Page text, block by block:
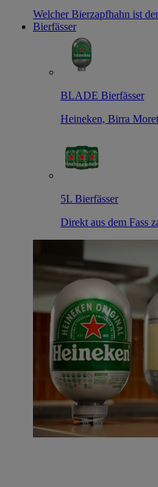
Welcher Bierzapfhahn ist
Bierfässer
BLADE Bierfässer
Heineken, Birra
5L Bierfässer
Direkt aus dem Fass